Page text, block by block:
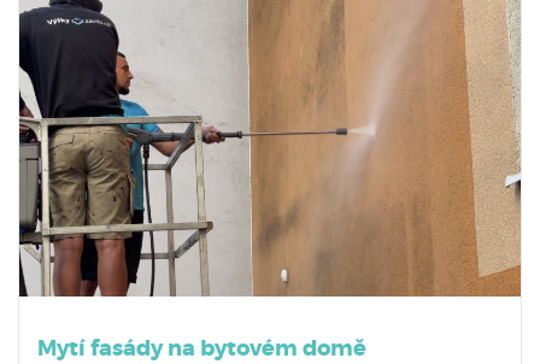
Mytí fasády na bytovém domě